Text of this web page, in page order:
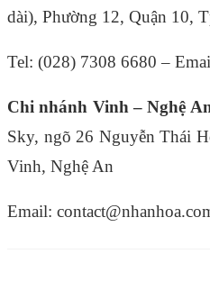
dài), Phường 12, Quận 10,
Tel: (028) 7308 6680 –
Chi nhánh Vinh – Nghệ
Sky, ngõ 26 Nguyễn Thái
Vinh, Nghệ An
Email: